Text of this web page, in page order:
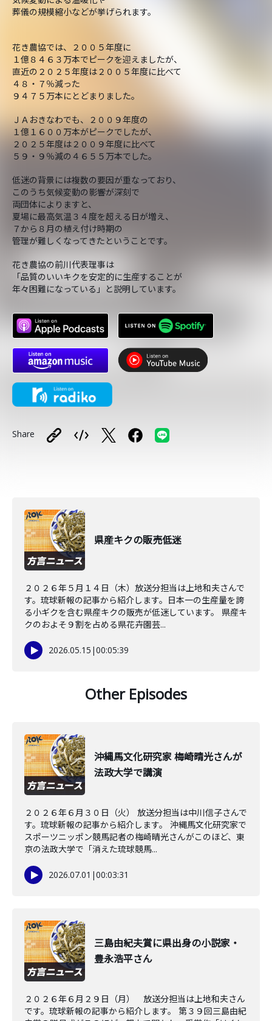
葬儀の規模縮小などが挙げられます。
花き農協では、２００５年度に
１億８４６３万本でピークを迎えましたが、
直近の２０２５年度は２００５年度に比べて
４８・７％減った
９４７５万本にとどまりました。
ＪＡおきなわでも、２００９年度の
１億１６００万本がピークでしたが、
２０２５年度は２００９年度に比べて
５９・９％減の４６５５万本でした。
低迷の背景には複数の要因が重なっており、
このうち気候変動の影響が深刻で
両団体によりますと、
夏場に最高気温３４度を超える日が増え、
７から８月の植え付け時期の
管理が難しくなってきたということです。
花き農協の前川代表理事は
「品質のいいキクを安定的に生産することが
年々困難になっている」と説明しています。
Share
県産キクの販売低迷
２０２６年５月１４日（木）放送分担当は上地和夫さんで
す。琉球新報の記事から紹介します。日本一の生産量を誇
る小ギクを含む県産キクの販売が低迷しています。 県産キ
クのおよそ９割を占める県花卉園芸...
2026.05.15 |00:05:39
Other Episodes
沖縄馬文化研究家 梅崎晴光さんが
法政大学で講演
２０２６年６月３０日（火） 放送分担当は中川信子さんで
す。琉球新報の記事から紹介します。 沖縄馬文化研究家で
スポーツニッポン競馬記者の梅崎晴光さんがこのほど、東
京の法政大学で「消えた琉球競馬...
2026.07.01 |00:03:31
三島由紀夫賞に県出身の小説家・
豊永浩平さん
２０２６年６月２９日（月） 放送分担当は上地和夫さん
です。琉球新報の記事から紹介します。 第３９回三島由紀